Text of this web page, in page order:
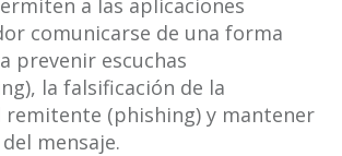
a las aplicaciones
comunicarse de una forma
prevenir escuchas
la falsificación de la
remitente (phishing) y mantener
mensaje.